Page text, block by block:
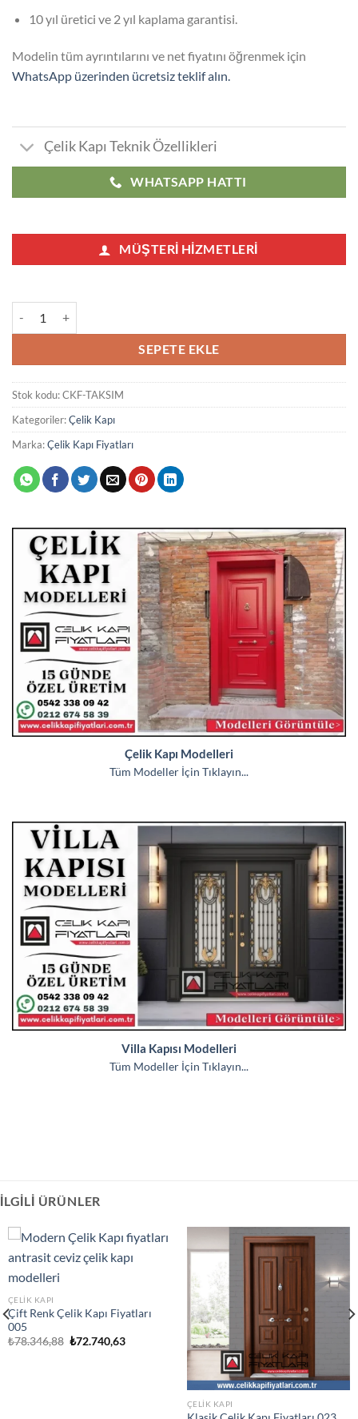
10 yıl üretici ve 2 yıl kaplama garantisi.
Modelin tüm ayrıntılarını ve net fiyatını öğrenmek için
WhatsApp üzerinden ücretsiz teklif alın.
Çelik Kapı Teknik Özellikleri
WHATSAPP HATTI
MÜŞTERI HIZMETLERI
SEPETE EKLE
Stok kodu:CKF-TAKSIM
Kategoriler:Çelik Kapı
Marka:Çelik Kapı Fiyatları
Çelik Kapı Modelleri
Tüm Modeller İçin Tıklayın...
Villa Kapısı Modelleri
Tüm Modeller İçin Tıklayın...
İLGILI ÜRÜNLER
ÇELIK KAPI
Çift Renk Çelik Kapı Fiyatları
005
₺78.346,88 Orijinal
₺72.740,63Şu
ÇELIK KAPI